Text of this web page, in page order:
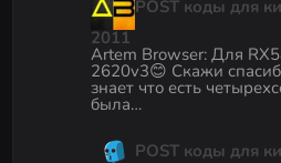
POST коды для
2011
Artem Browser:Для
2620v3😊 Скажи
знает что есть
была…
POST коды для